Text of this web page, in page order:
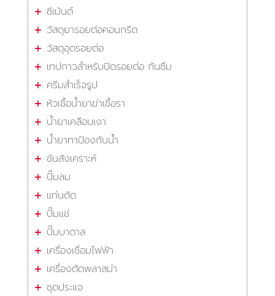
ซีเม้นต์
วัสดุยารอยต่อคอนกรีต
วัสดุอุดรอยต่อ
เทปกาวสำหรับปิดรอยต่อ กันซึม
ครีมสำเร็จรูป
หัวเชื้อน้ำยาฆ่าเชื้อรา
น้ำยาเคลือบเงา
น้ำยาทาป้องกันน้ำ
ชันสังเคราะห์
ปั๊มลม
แท่นตัด
ปั๊มแช่
ปั๊มบาดาล
เครื่องเชื่อมไฟฟ้า
เครื่องตัดพลาสม่า
ชุดประแจ